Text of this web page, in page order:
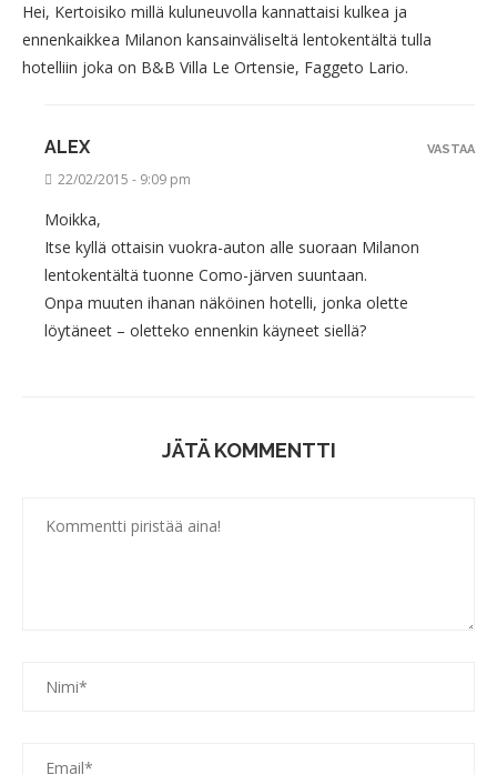
Hei, Kertoisiko millä kuluneuvolla kannattaisi kulkea ja
ennenkaikkea Milanon kansainväliseltä lentokentältä tulla
hotelliin joka on B&B Villa Le Ortensie, Faggeto Lario.
ALEX
22/02/2015 - 9:09 pm
Moikka,
Itse kyllä ottaisin vuokra-auton alle suoraan Milanon
lentokentältä tuonne Como-järven suuntaan.
Onpa muuten ihanan näköinen hotelli, jonka olette
löytäneet – oletteko ennenkin käyneet siellä?
VASTAA
JÄTÄ KOMMENTTI